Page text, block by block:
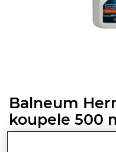
Balneum
koupele 500